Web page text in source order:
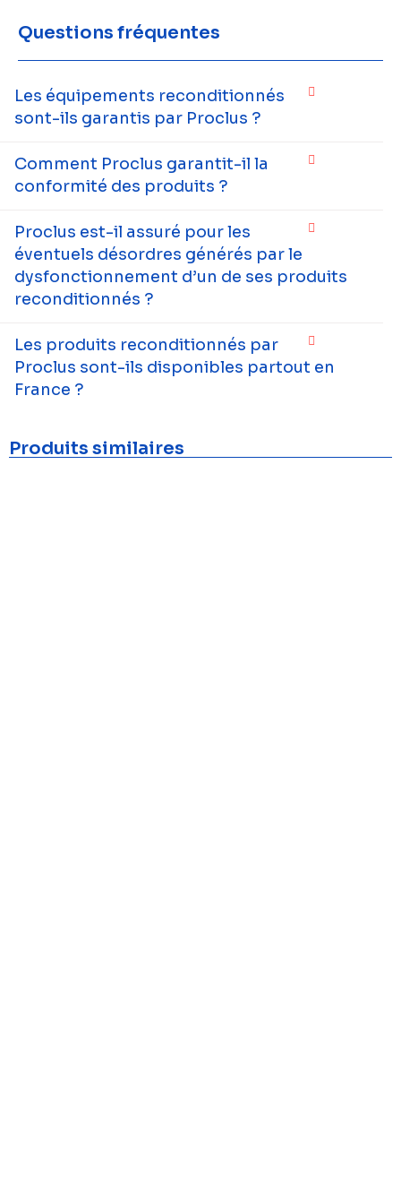
Questions fréquentes
Les équipements reconditionnés
sont-ils garantis par Proclus ?
Comment Proclus garantit-il la
conformité des produits ?
Proclus est-il assuré pour les
éventuels désordres générés par le
dysfonctionnement d’un de ses produits
reconditionnés ?
Les produits reconditionnés par
Proclus sont-ils disponibles partout en
France ?
Produits similaires